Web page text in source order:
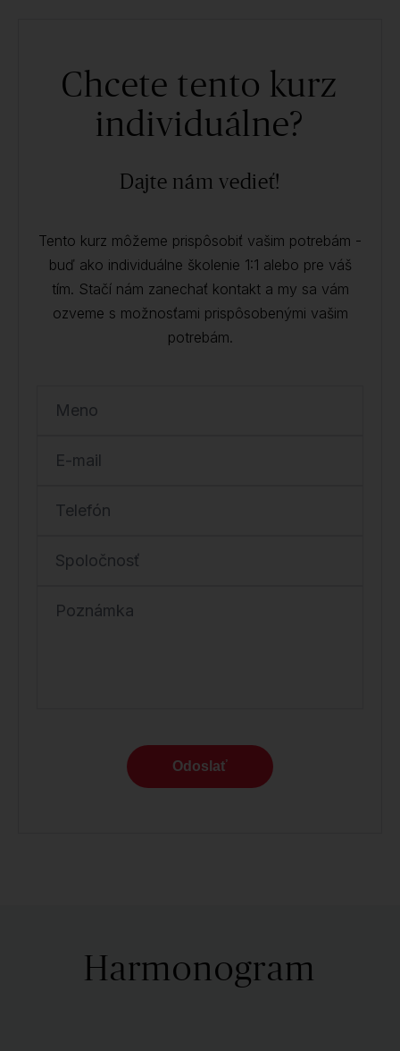
Chcete tento kurz
individuálne?
Dajte nám vedieť!
Tento kurz môžeme prispôsobiť vašim potrebám -
buď ako individuálne školenie 1:1 alebo pre váš
tím. Stačí nám zanechať kontakt a my sa vám
ozveme s možnosťami prispôsobenými vašim
potrebám.
Meno
E-mail
Telefón
Spoločnosť
Poznámka
Odoslať
Harmonogram